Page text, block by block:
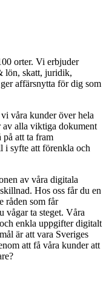
orter. Vi erbjuder
lön, skatt, juridik,
affärsnytta för dig som
våra kunder över hela
av alla viktiga dokument
på att ta fram
i syfte att förenkla och
av våra digitala
Hos oss får du en
råden som får
vågar ta steget. Våra
enkla uppgifter digitalt
är att vara Sveriges
att få våra kunder att